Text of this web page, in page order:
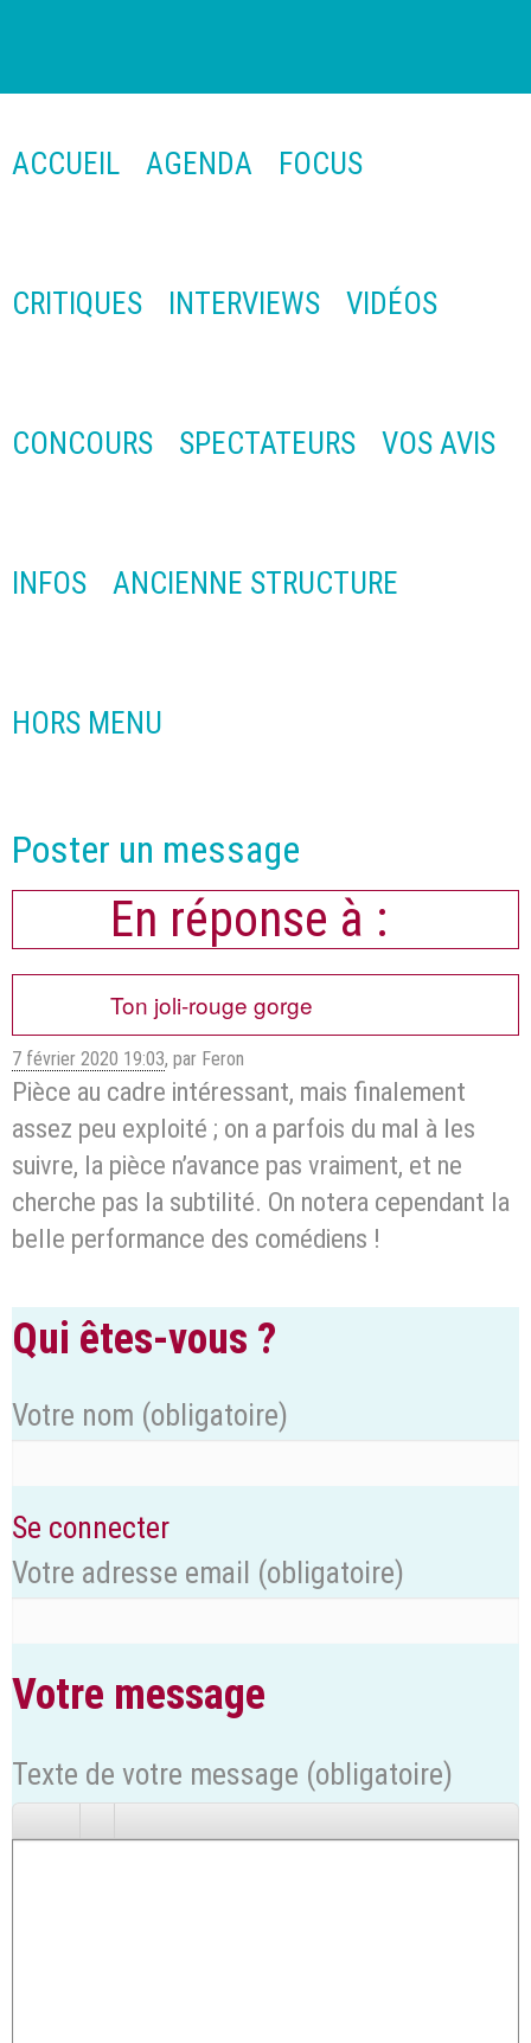
ACCUEIL AGENDA FOCUS
CRITIQUES INTERVIEWS VIDÉOS
CONCOURS SPECTATEURS VOS AVIS
INFOS ANCIENNE STRUCTURE
HORS MENU
Poster un message
En réponse à :
Ton joli-rouge gorge
7 février 2020 19:03, par Feron
Pièce au cadre intéressant, mais finalement
assez peu exploité ; on a parfois du mal à les
suivre, la pièce n’avance pas vraiment, et ne
cherche pas la subtilité. On notera cependant la
belle performance des comédiens !
Qui êtes-vous ?
Votre nom (obligatoire)
Se connecter
Votre adresse email (obligatoire)
Votre message
Texte de votre message (obligatoire)